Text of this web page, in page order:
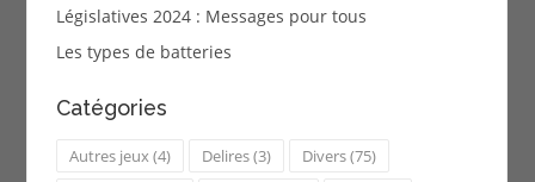
Législatives 2024 : Messages pour tous
Les types de batteries
Catégories
Autres jeux(4) Delires(3) Divers(75)